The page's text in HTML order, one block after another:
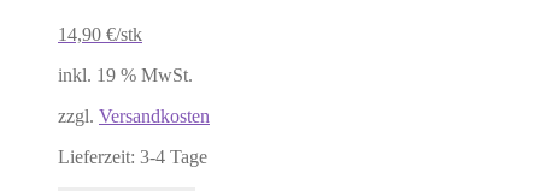
14,90 €/stk
inkl. 19 % MwSt.
zzgl. Versandkosten
Lieferzeit: 3-4 Tage